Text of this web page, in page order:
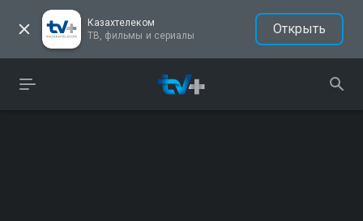
Казахтелеком
ТВ, фильмы и сериалы
Открыть